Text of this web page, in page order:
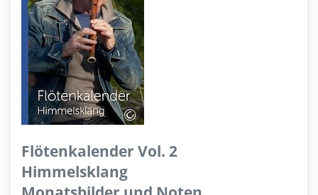
Flötenkalender Vol. 2
Himmelsklang